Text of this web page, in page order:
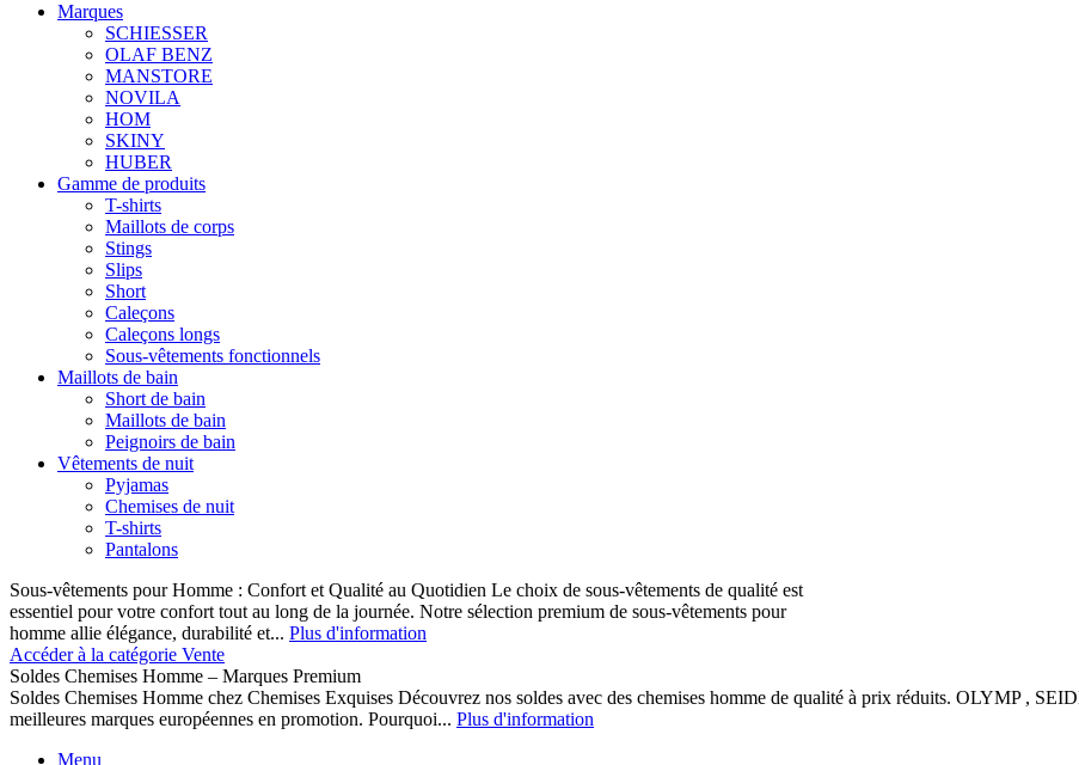
Marques
SCHIESSER
OLAF BENZ
MANSTORE
NOVILA
HOM
SKINY
HUBER
Gamme de produits
T-shirts
Maillots de corps
Stings
Slips
Short
Caleçons
Caleçons longs
Sous-vêtements fonctionnels
Maillots de bain
Short de bain
Maillots de bain
Peignoirs de bain
Vêtements de nuit
Pyjamas
Chemises de nuit
T-shirts
Pantalons
Sous-vêtements pour Homme : Confort et Qualité au Quotidien Le choix de sous-vêtements de qualité est
essentiel pour votre confort tout au long de la journée. Notre sélection premium de sous-vêtements pour
homme allie élégance, durabilité et... Plus d'information
Accéder à la catégorie Vente
Soldes Chemises Homme – Marques Premium
Soldes Chemises Homme chez Chemises Exquises Découvrez nos soldes avec des chemises homme de qualité à prix réduits. OLYMP
meilleures marques européennes en promotion. Pourquoi... Plus d'information
Menu